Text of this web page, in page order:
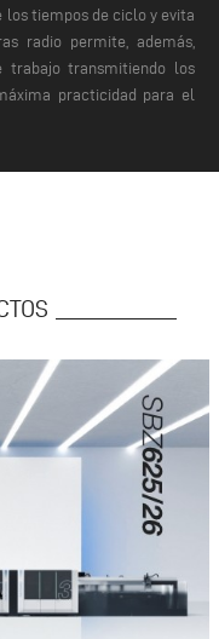
los tiempos de ciclo y evita
radio permite, además,
trabajo transmitiendo los
practicidad para el